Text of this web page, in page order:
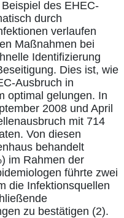
des EHEC-
durch
verlaufen
Maßnahmen bei
Identifizierung
Dies ist, wie
Ausbruch in
optimal gelungen. In
2008 und April
mit 714
Von diesen
behandelt
im Rahmen der
führte zwei
die Infektionsquellen
zu bestätigen (2).